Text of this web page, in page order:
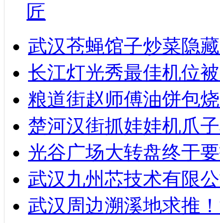
匠
武汉苍蝇馆子炒菜隐
长江灯光秀最佳机位
粮道街赵师傅油饼包
楚河汉街抓娃娃机爪
光谷广场大转盘终于
武汉九州芯技术有限
武汉周边溯溪地求推